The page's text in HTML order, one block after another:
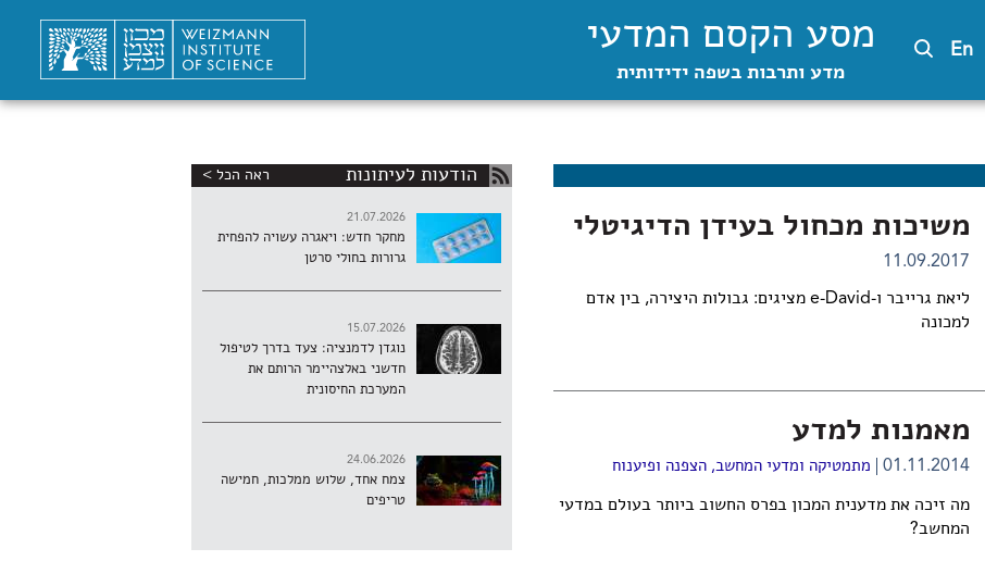
En מסע הקסם המדעי
מדע ותרבות בשפה ידידותית
משיכות מכחול בעידן הדיגיטלי
11.09.2017
ליאת גרייבר ו-e-David מציגים: גבולות היצירה, בין אדם
למכונה
מאמנות למדע
01.11.2014 מתמטיקה ומדעי המחשב,הצפנה ופיענוח
מה זיכה את מדענית המכון בפרס החשוב ביותר בעולם במדעי
המחשב?
הודעות לעיתונות ראה הכל >
21.07.2026
מחקר חדש: ויאגרה עשויה להפחית
גרורות בחולי סרטן
15.07.2026
נוגדן לדמנציה: צעד בדרך לטיפול
חדשני באלצהיימר הרותם את
המערכת החיסונית
24.06.2026
צמח אחד, שלוש ממלכות, חמישה
טריפים